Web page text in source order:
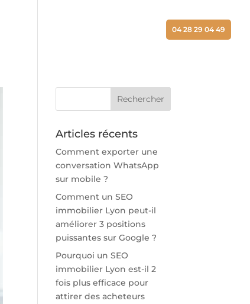
04 28 29 04 49
Articles récents
Comment exporter une
conversation WhatsApp
sur mobile ?
Comment un SEO
immobilier Lyon peut-il
améliorer 3 positions
puissantes sur Google ?
Pourquoi un SEO
immobilier Lyon est-il 2
fois plus efficace pour
attirer des acheteurs